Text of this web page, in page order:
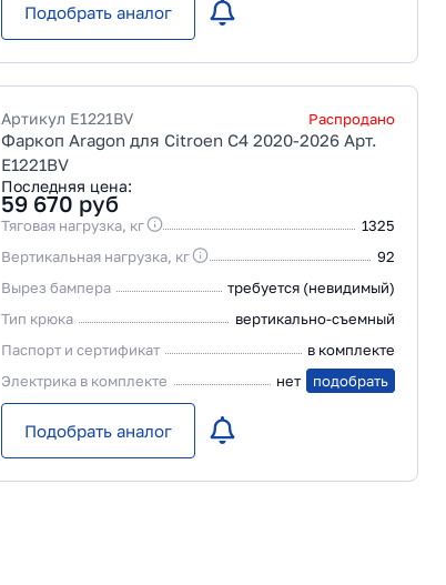
Подобрать аналог
Артикул E1221BV Распродано
Фаркоп Aragon для Citroen C4 2020-2026 Арт.
E1221BV
Последняя цена:
59 670 руб
Тяговая нагрузка, кг
1325
Вертикальная нагрузка, кг
92
Вырез бампера
требуется (невидимый)
Тип крюка
вертикально-съемный
Паспорт и сертификат
в комплекте
Электрика в комплекте
нет подобрать
Подобрать аналог